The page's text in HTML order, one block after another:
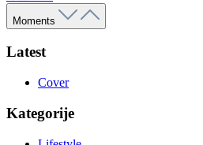
Moments
Latest
Cover
Kategorije